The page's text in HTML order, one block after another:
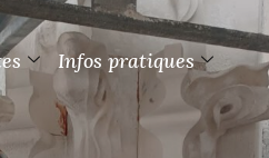
Infos pratiques